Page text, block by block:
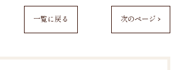
一覧に戻る 次のページ >